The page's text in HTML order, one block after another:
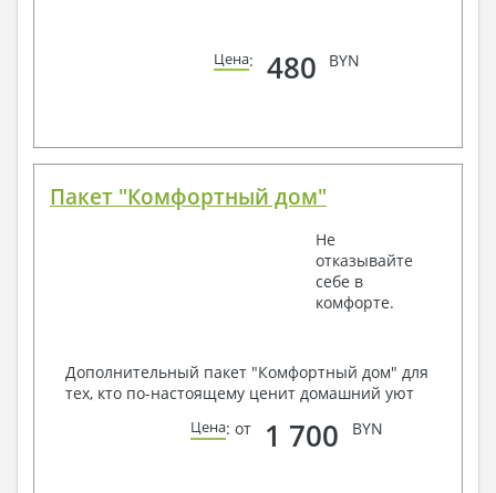
Цена: 480 BYN
Пакет "Комфортный дом"
Не
отказывайте
себе в
комфорте.
Дополнительный пакет "Комфортный дом" для
тех, кто по-настоящему ценит домашний уют
Цена: от 1 700 BYN